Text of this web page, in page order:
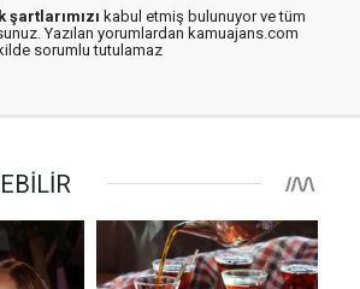
şartlarımızı kabul etmiş bulunuyor ve tüm
Yazılan yorumlardan kamuajans.com
sorumlu tutulamaz